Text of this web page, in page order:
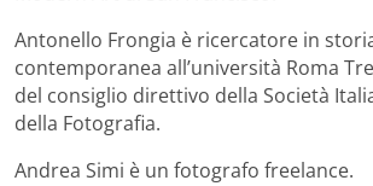
Antonello Frongia è ricercatore in
contemporanea all’università Roma
del consiglio direttivo della Società
della Fotografia.
Andrea Simi è un fotografo freelance.